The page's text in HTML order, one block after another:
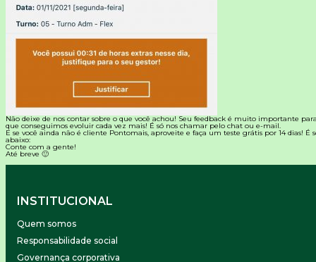
Não deixe de nos contar sobre o que você achou! Seu feedback é muito importante
que conseguimos evoluir cada vez mais! É só nos chamar pelo chat ou e-mail.
E se você ainda não é cliente Pontomais, aproveite e faça um teste grátis por 14 dias! É
abaixo:
Conte com a gente!
Até breve 🙂
INSTITUCIONAL
Quem somos
Responsabilidade social
Governança corporativa